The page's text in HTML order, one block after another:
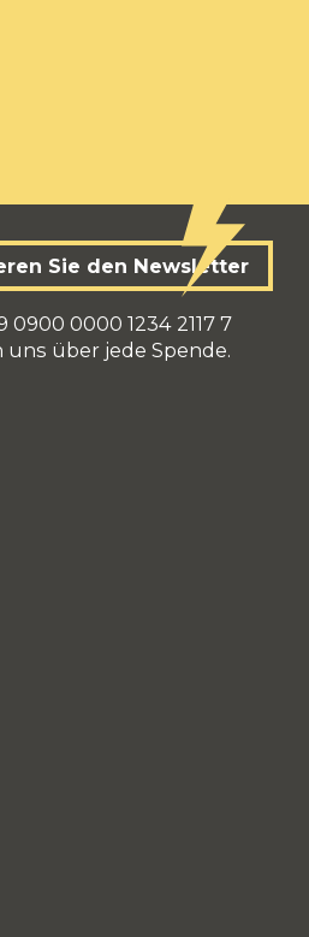
Sie den Newsletter
0900 0000 1234 2117 7
über jede Spende.